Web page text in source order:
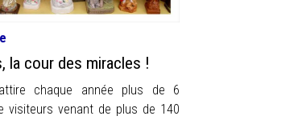
la cour des miracles !
chaque année plus de 6
visiteurs venant de plus de 140